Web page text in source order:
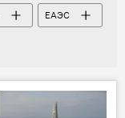
ЕАЭС